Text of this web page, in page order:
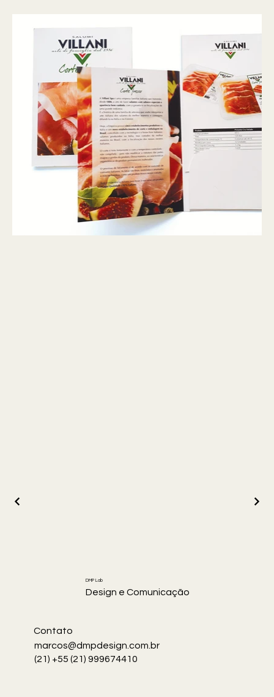
DMP Lab
Design e Comunicação
Contato
marcos@dmpdesign.com.br
(21) +55 (21) 999674410